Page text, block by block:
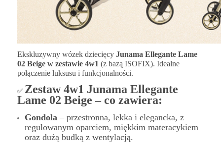
Ekskluzywny wózek dziecięcy Junama Ellegante Lame
02 Beige w zestawie 4w1 (z bazą ISOFIX). Idealne
połączenie luksusu i funkcjonalności.
✅ Zestaw 4w1 Junama Ellegante
Lame 02 Beige – co zawiera:
Gondola – przestronna, lekka i elegancka, z
regulowanym oparciem, miękkim materacykiem
oraz dużą budką z wentylacją.